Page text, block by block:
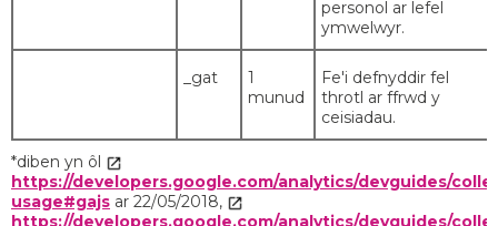
personol ar lefel
ymwelwyr.
_gat
1
munud
Fe'i defnyddir fel
throtl ar ffrwd y
ceisiadau.
*diben yn ôl
https://developers.google.com/analytics/devguides/
usage#gajs ar 22/05/2018,
https://developers.google.com/analytics/devguides/